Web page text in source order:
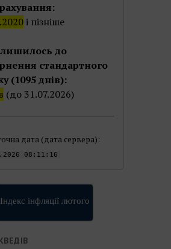
і пізніше
до
стандартного
(1095 днів):
(до 31.07.2026)
дата (дата сервера):
08:11:16
Індекс інфляції лютого